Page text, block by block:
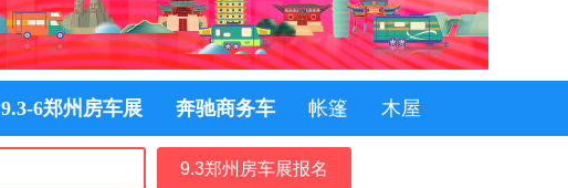
9.3-6郑州房车展 奔驰商务车 帐篷 木屋
9.3郑州房车展报名